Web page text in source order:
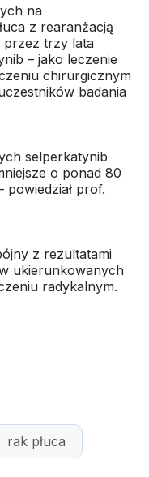
na
z rearanżacją
przez trzy lata
– jako leczenie
chirurgicznym
badania
selperkatynib
o ponad 80
prof.
z rezultatami
ukierunkowanych
radykalnym.
rak płuca